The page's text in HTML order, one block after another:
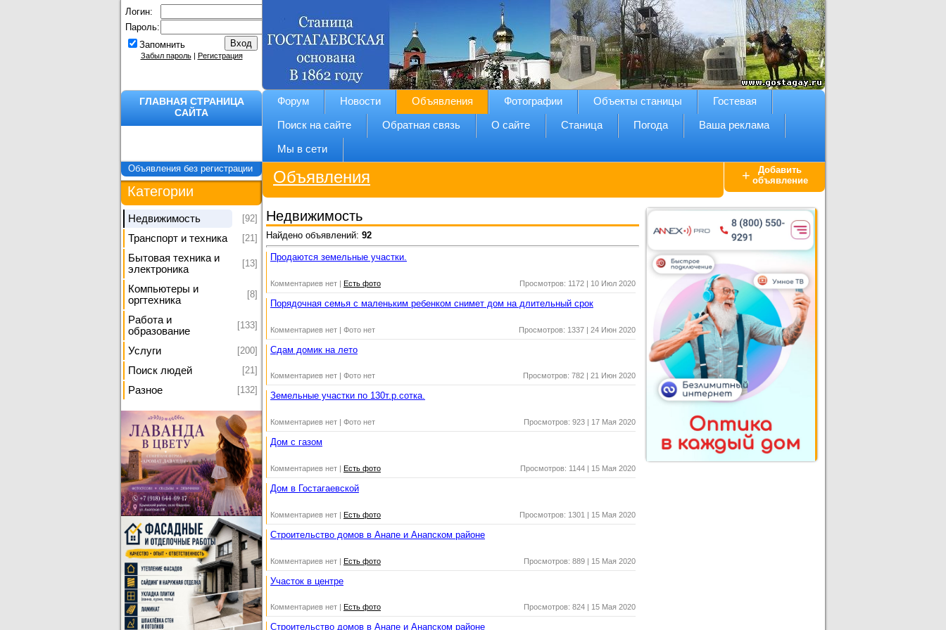
Логин:
Пароль:
Запомнить
Забыл пароль| Регистрация
ГЛАВНАЯ СТРАНИЦА
САЙТА
Форум Новости Объявления Фотографии Объекты станицы Гостевая
Поиск на сайте Обратная связь О сайте Станица Погода Ваша реклама
Мы в сети
Объявления без регистрации
Категории
Недвижимость [92]
Транспорт и техника [21]
Бытовая техника и
электроника
[13]
Компьютеры и
оргтехника
[8]
Работа и
образование
[133]
Услуги [200]
Поиск людей [21]
Разное [132]
Объявления +
Добавить
объявление
Недвижимость
Найдено объявлений: 92
Продаются земельные участки.
Комментариев нет | Есть фото Просмотров: 1172 | 10 Июл 2020
Порядочная семья с маленьким ребенком снимет дом на длительный срок
Комментариев нет | Фото нет Просмотров: 1337 |24 Июн 2020
Сдам домик на лето
Комментариев нет | Фото нет Просмотров: 782 |21 Июн 2020
Земельные участки по 130т.р.сотка.
Комментариев нет | Фото нет Просмотров: 923 | 17 Мая 2020
Дом с газом
Комментариев нет | Есть фото Просмотров: 1144 | 15 Мая 2020
Дом в Гостагаевской
Комментариев нет | Есть фото Просмотров: 1301 | 15 Мая 2020
Строительство домов в Анапе и Анапском районе
Комментариев нет | Есть фото Просмотров: 889 | 15 Мая 2020
Участок в центре
Комментариев нет Есть фото Просмотров: 824 15 Мая 2020
Строительство домов в Анапе и Анапском районе